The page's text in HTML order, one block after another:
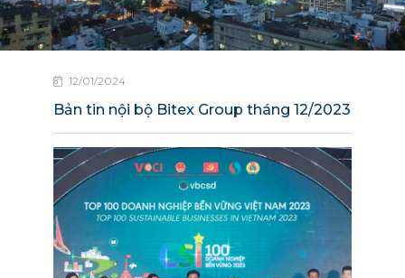
12/01/2024
Bản tin nội bộ Bitex Group tháng 12/2023